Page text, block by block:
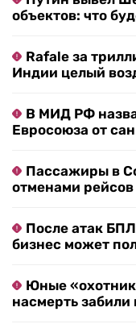
объектов: что
Rafale за
Индии целый
В МИД РФ
Евросоюза от
Пассажиры в
отменами
После атак
бизнес может
Юные
насмерть